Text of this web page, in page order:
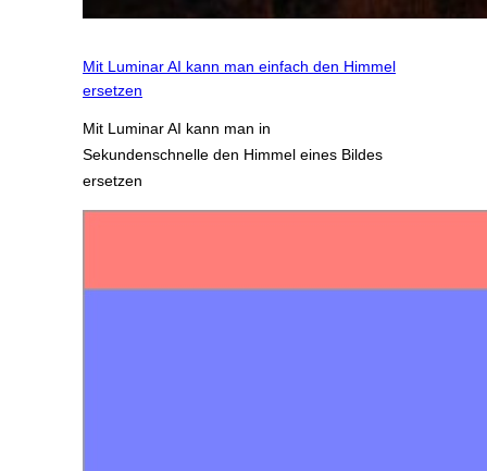
Mit Luminar AI kann man einfach den Himmel
ersetzen
Mit Luminar AI kann man in
Sekundenschnelle den Himmel eines Bildes
ersetzen